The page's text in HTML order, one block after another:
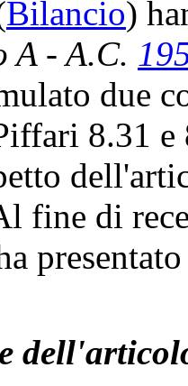
Bilancio)
A - A.C.
due
8.31
fine di